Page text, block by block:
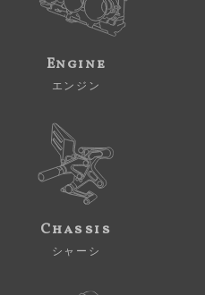
Engine
エンジン
Chassis
シャーシ